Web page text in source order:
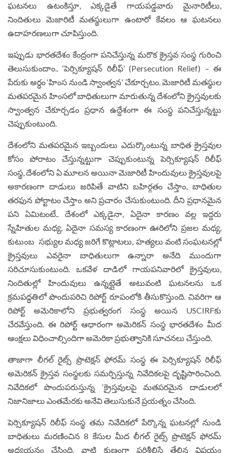
ఘటనలు ఉటంకిస్తూ, ఎక్కడైతే గాయపడ్డవారు మైనారిటీలు,
నిందితులు మెజారిటీ మతస్థులుగా ఉంటారో కేవలం ఆ ఘటనలు
ఉదాహరణలుగా చూపిస్తుంది.
ఇప్పుడు భారతదేశం కేంద్రంగా పనిచేస్తున్న మరొక క్రైస్తవ సంస్థ గురించి
తెలుసుకుందాం.. ‘పెర్సిక్యూషన్ రిలీఫ్’ (Persecution Relief) – ఈ
పేరుకు అర్ధం ‘హింస నుండి స్వాంత్వన’ చేకూర్చటం. మెజారిటీ మతస్థుల
మతపరమైన హింసలో బాధితులుగా మారుతున్న దేశంలోని క్రైస్తవులకు
స్వాంత్వన చేకూర్చడం ప్రధాన ఉద్దేశంగా ఈ సంస్థ పనిచేస్తున్నట్టు
చెప్పుకుంటుంది.
దేశంలోని మతపరమైన ఇబ్బందులు ఎదుర్కొంటున్న బాధిత క్రైస్తవుల
కోసం పోరాటం చేస్తున్నట్టుగా చెప్పుకుంటున్న పెర్సిక్యూషన్ రిలీఫ్
సంస్థ, దేశంలోని ఏ మూలన అయినా మెజారిటీ హిందువులు క్రైస్తవులపై
అకారణంగా దాడులు జరిపితే వాటిని బహిర్గతం చేస్తాం, బాధితుల
తరఫున పోర్టాటం చేస్తాం అని ప్రచారం చేసుకుంటుంది. దీని ప్రధానమైన
పని ఏమిటంటే.. దేశంలో ఎక్కడైనా, ఏదైనా కారణం వల్ల ఇద్దరు
స్నేహితుల మధ్య, ఏదైనా సమస్య కారణంగా ఊరిలోని ప్రజల మధ్య,
కుటుంబ సభ్యుల మధ్య జరిగే కొట్లాటలు, హత్యలు వంటి సంఘటనల్లో
క్రైస్తవులు ఎవరైనా బాధితులుగా ఉన్నారా అనేది ముందుగా
సరిచూసుకుంటుంది. ఒకవేళ దాడిలో గాయపనివారిలో క్రైస్తవులు,
నిందితుల్లో హిందువులు ఉన్నట్లైతే అటువంటి ఘటనలను ఒక
క్రమపద్ధతిలో పొందుపరిచి రిపోర్ట్ రూపంలోకి తీసుకొస్తుంది. చివరిగా ఆ
రిపోర్ట్ అమెరికాలోని ప్రభుత్వరంగ సంస్థ అయిన USCIRFకు
చేరవేస్తుంది. ఈ రిపోర్ట్ ఆధారంగా అమెరికన్ సంస్థ భారతదేశం మీద
ఆంక్షలు విధించాల్సిందిగా అమెరికా ప్రభుత్వానికి సూచనలు చేస్తుంది.
తాజాగా లీగల్ రైట్స్ ప్రొటెక్షన్ ఫోరమ్ సంస్థ ఈ పెర్సిక్యూషన్ రిలీఫ్
అమెరికన్ క్రైస్తవ సంస్థలకు సమర్పిస్తున్న నివేదికలపై దృష్టిసారించింది.
నివేదికలో పొందుపరుస్తున్న ‘క్రైస్తవులపై మతపరమైన దాడులలో
నిజానిజాలు ఎంతమేరకు అనేవి తెలుసుకునే ప్రయత్నం చేసింది.
పెర్సిక్యూషన్ రిలీఫ్ సంస్థ తమ నివేదికలో పేర్కొన్న ఘటనల్లో నుండి
బాధితులు మరణించిన 8 కేసుల మీద లీగల్ రైట్స్ ప్రొటెక్షన్ ఫోరమ్
అధ్యయనం చేసింది. వాటి క్షుణ్ణంగా పరిశీలిస్తే తేలిన విషయం